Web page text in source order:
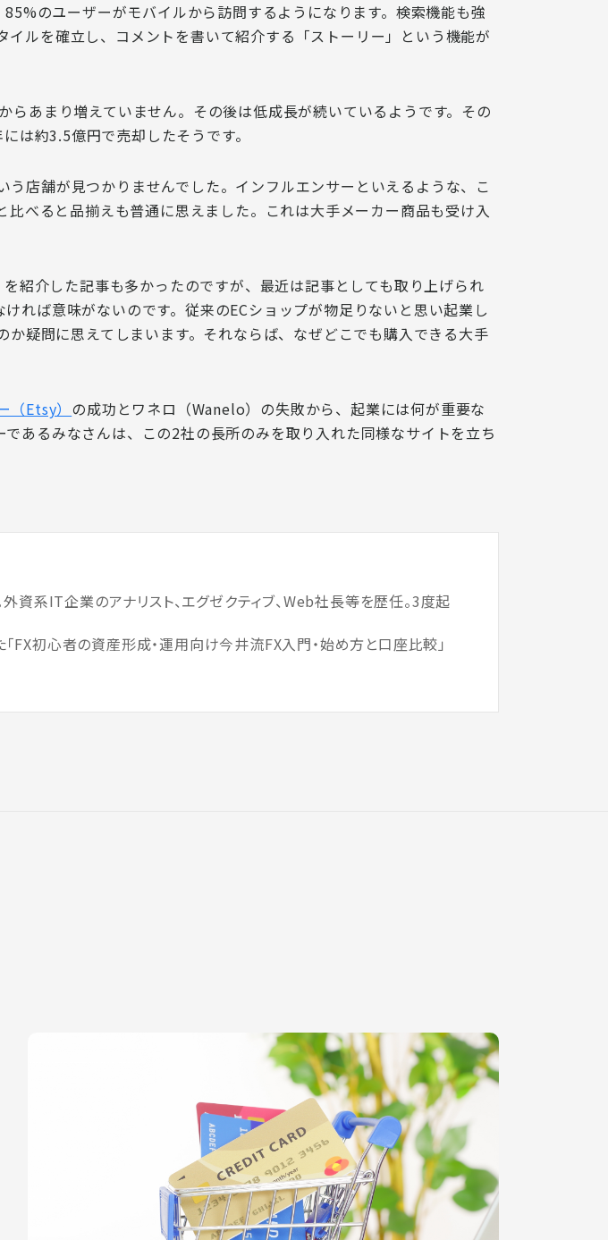
85%のユーザーがモバイルから訪問するようになります。検索機能も強
ルを確立し、コメントを書いて紹介する「ストーリー」という機能が
あまり増えていません。 その後は低成長が続いているよう です。その
は約3.5億円で売却したそうです。
店舗が見つかりませんでした。インフルエンサーといえるような、こ
べると品揃えも普通に思えました。これは大手メーカー商品も受け入
紹介した記事も多かったのですが、 最近は記事としても取り上げられ
ければ意味がないのです。従来のECショップが物足りないと思い起業し
か疑問に思えてしまいます。それならば、なぜどこでも購入できる大手
（Etsy） の成功とワネロ（Wanelo）の失敗から、起業には何が重要な
あるみなさんは、この2社の長所のみを取り入れた同様なサイトを立ち
資系IT企業のアナリスト、エグゼクティブ、Web社長等を歴任。3度起
初心者の資産形成・運用向け今井流FX入門・始め方と口座比較」